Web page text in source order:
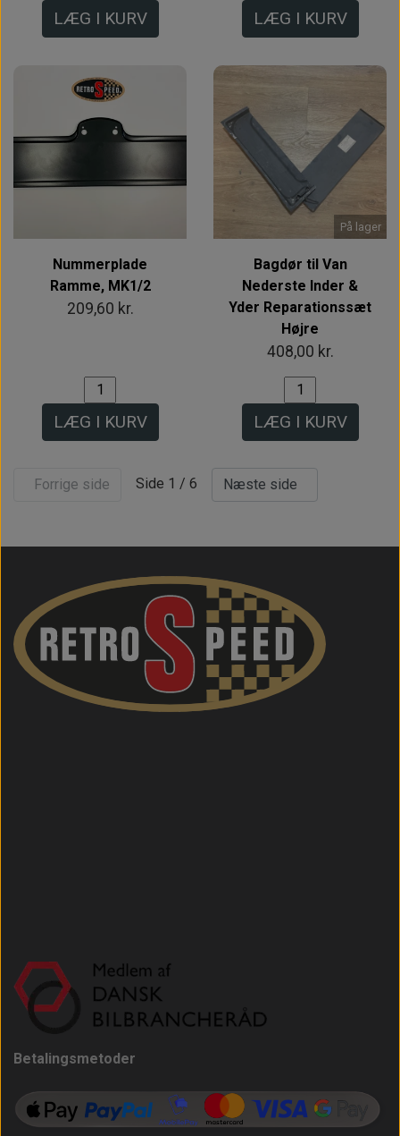
LÆG I KURV LÆG I KURV
Nummerplade
Ramme, MK1/2
209,60 kr.
LÆG I KURV
På lager
Bagdør til Van
Nederste Inder &
Yder Reparationssæt
Højre
408,00 kr.
LÆG I KURV
Forrige side Side 1 / 6 Næste side
Betalingsmetoder